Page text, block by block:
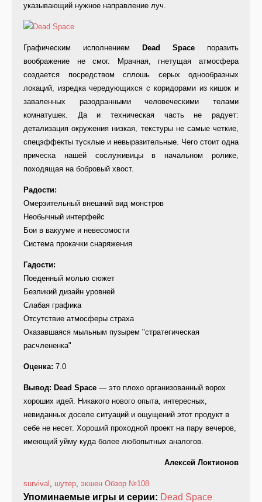
указывающий нужное направление луч.
Графическим исполнением Dead Space поразить
воображение не смог. Мрачная, гнетущая атмосфера
создается посредством сплошь серых однообразных
локаций, изредка чередующихся с коридорами из кишок и
заваленных разодранными человеческими телами
комнатушек. Да и техническая часть не радует:
детализация окружения низкая, текстуры не самые четкие,
спецэффекты тусклые и невыразительные. Чего стоит одна
прическа нашей сослуживицы в начальном ролике,
походящая на бобровый хвост.
Радости:
Омерзительный внешний вид монстров
Необычный интерфейс
Бои в вакууме и невесомости
Система прокачки снаряжения
Гадости:
Поеденный молью сюжет
Безликий дизайн уровней
Слабая графика
Отсутствие атмосферы страха
Оказавшаяся мыльным пузырем "стратегическая
расчлененка"
Оценка: 7.0
Вывод: Dead Space — это плохо организованный ворох
хороших идей. Никакого нового опыта, интересных,
невиданных доселе ситуаций и ощущений этот продукт в
себе не несет. Хороший проходной проект на пару вечеров,
имеющий уйму куда более любопытных аналогов.
Алексей Локтионов
survival , шутер, экшен Обзор №108
Упоминаемые игры и серии: Dead Space